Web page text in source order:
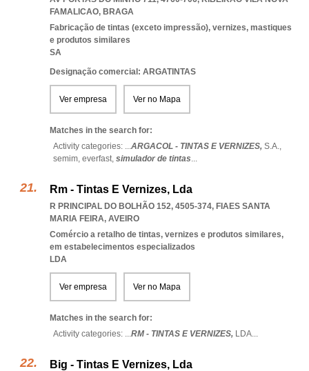
FAMALICAO, BRAGA
Fabricação de tintas (exceto impressão), vernizes, mastiques
e produtos similares
SA
Designação comercial: ARGATINTAS
Ver empresa Ver no Mapa
Matches in the search for:
Activity categories: ...ARGACOL - TINTAS E VERNIZES, S.A.,
semim, everfast, simulador de tintas...
Rm - Tintas E Vernizes, Lda
R PRINCIPAL DO BOLHÃO 152, 4505-374, FIAES SANTA
MARIA FEIRA, AVEIRO
Comércio a retalho de tintas, vernizes e produtos similares,
em estabelecimentos especializados
LDA
Ver empresa Ver no Mapa
Matches in the search for:
Activity categories: ...RM - TINTAS E VERNIZES, LDA...
Big - Tintas E Vernizes, Lda